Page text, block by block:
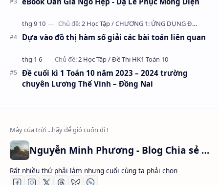
Dựa vào đồ thị hàm số giải các bài toán liên quan
Đề cuối kì 1 Toán 10 năm 2023 – 2024 trường
chuyên Lương Thế Vinh – Đồng Nai
Nguyễn Minh Phương - Blog Chia sẻ Kiến thức Chứng khoán & Tài liệu Toán học
Rất nhiều thứ phải làm nhưng cuối cùng ta phải chọn